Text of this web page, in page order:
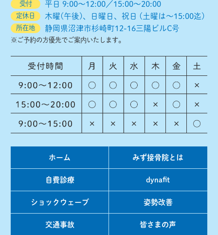
2020年9月(1)
2020年8月(1)
2020年3月 (1)
2016年4月 (1)
2015年10月 (1)
2015年8月 (1)
(2)
2015年4月
受付 平日 9:00～12:00／15:00～20:00
定休日 木曜(午後)、日曜日、祝日 (土曜は～15:00迄)
所在地 静岡県沼津市杉崎町12-16三陽ビルC号
※ご予約の方優先でご案内いたします。
ホーム みず接骨院とは
自費診療 dynafit
ショックウェーブ 姿勢改善
交通事故 皆さまの声